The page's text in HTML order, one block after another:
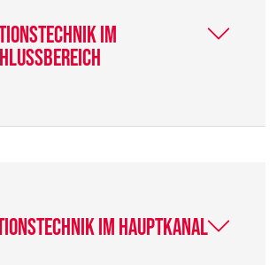
im
im Hauptkanal